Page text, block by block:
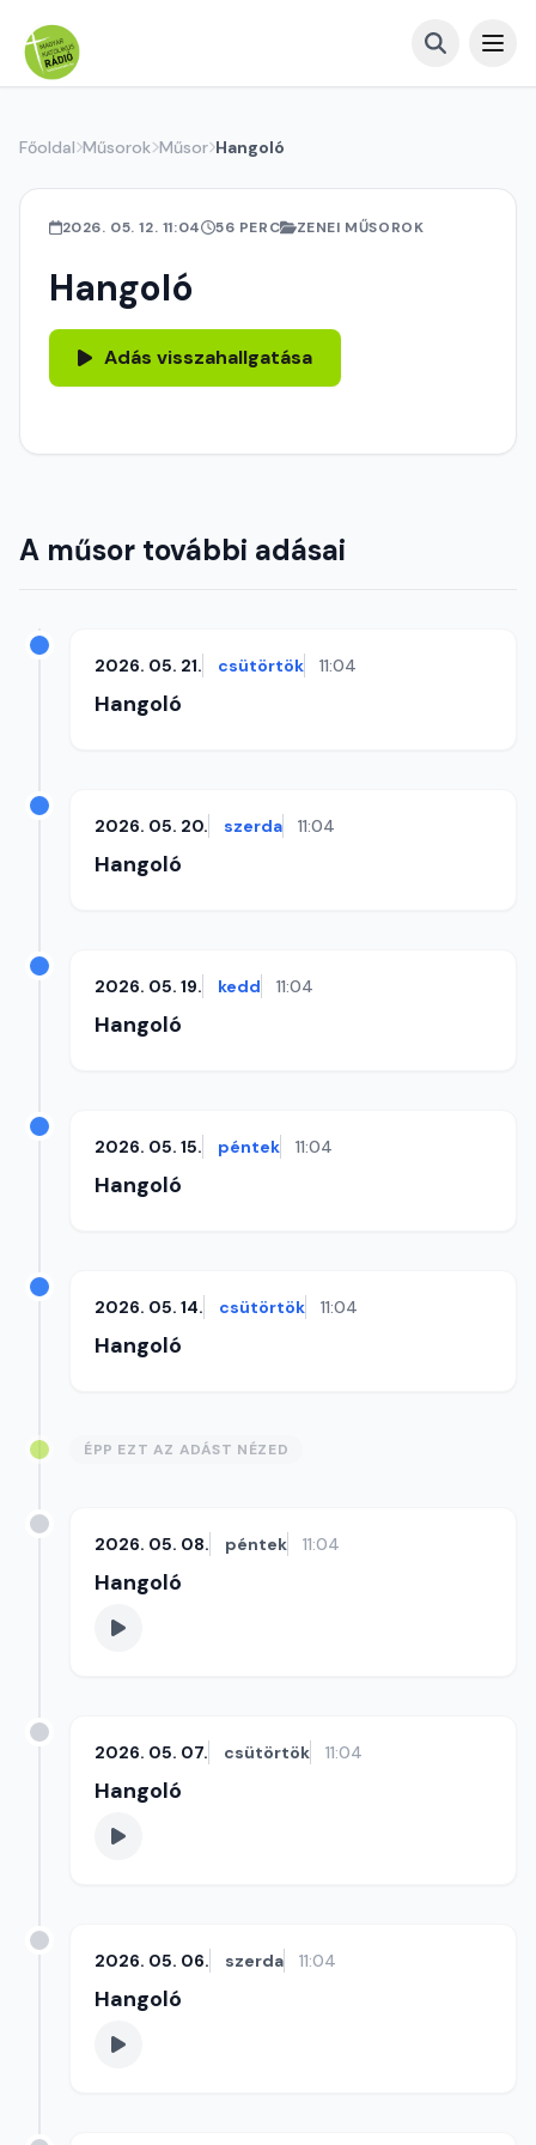
Főoldal Műsorok Műsor Hangoló
2026. 05. 12. 11:04 56 PERC ZENEI MŰSOROK
Hangoló
Adás visszahallgatása
A műsor további adásai
2026. 05. 21. csütörtök 11:04
Hangoló
2026. 05. 20. szerda 11:04
Hangoló
2026. 05. 19. kedd 11:04
Hangoló
2026. 05. 15. péntek 11:04
Hangoló
2026. 05. 14. csütörtök 11:04
Hangoló
ÉPP EZT AZ ADÁST NÉZED
2026. 05. 08. péntek 11:04
Hangoló
2026. 05. 07. csütörtök 11:04
Hangoló
2026. 05. 06. szerda 11:04
Hangoló